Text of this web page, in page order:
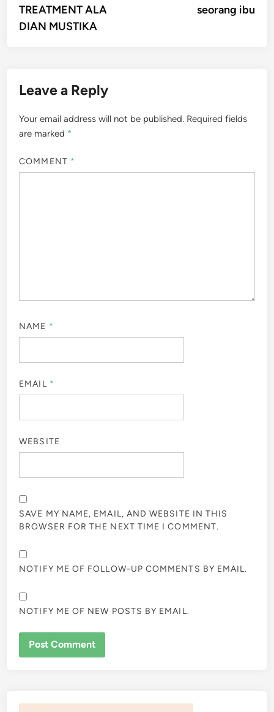
TREATMENT ALA
DIAN MUSTIKA
seorang ibu
Leave a Reply
Your email address will not be published. Required fields
are marked *
COMMENT *
NAME *
EMAIL *
WEBSITE
SAVE MY NAME, EMAIL, AND WEBSITE IN THIS
BROWSER FOR THE NEXT TIME I COMMENT.
NOTIFY ME OF FOLLOW-UP COMMENTS BY EMAIL.
NOTIFY ME OF NEW POSTS BY EMAIL.